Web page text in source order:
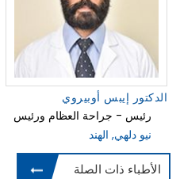
الدكتور إيبس أوبيروي
رئيس - جراحة العظام ورئيس
نيو دلهي, الهند
الأطباء ذات الصلة